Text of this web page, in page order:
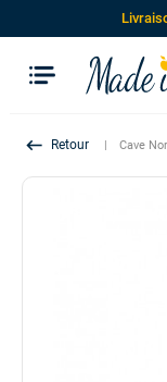
keyboard_backspace Cave